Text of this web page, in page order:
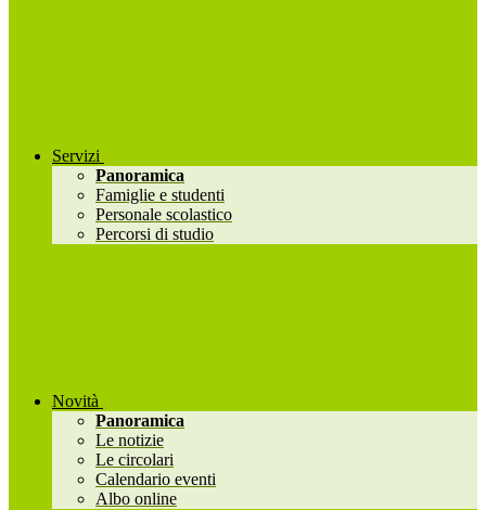
Servizi
Panoramica
Famiglie e studenti
Personale scolastico
Percorsi di studio
Novità
Panoramica
Le notizie
Le circolari
Calendario eventi
Albo online